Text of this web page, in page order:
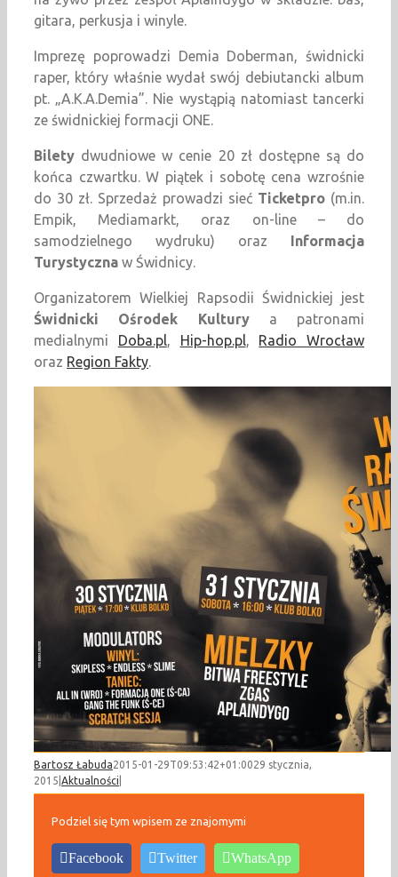
gitara, perkusja i winyle.
Imprezę poprowadzi Demia Doberman, świdnicki
raper, który właśnie wydał swój debiutancki album
pt. „A.K.A.Demia”. Nie wystąpią natomiast tancerki
ze świdnickiej formacji ONE.
Bilety dwudniowe w cenie 20 zł dostępne są do
końca czwartku. W piątek i sobotę cena wzrośnie
do 30 zł. Sprzedaż prowadzi sieć Ticketpro (m.in.
Empik, Mediamarkt, oraz on-line – do
samodzielnego wydruku) oraz Informacja
Turystyczna w Świdnicy.
Organizatorem Wielkiej Rapsodii Świdnickiej jest
Świdnicki Ośrodek Kulturya patronami
medialnymi Doba.pl, Hip-hop.pl, Radio Wrocław
oraz Region Fakty.
Bartosz Łabuda2015-01-29T09:53:42+01:0029 stycznia,
2015 Aktualności
Podziel się tym wpisem ze znajomymi
Facebook Twitter WhatsApp